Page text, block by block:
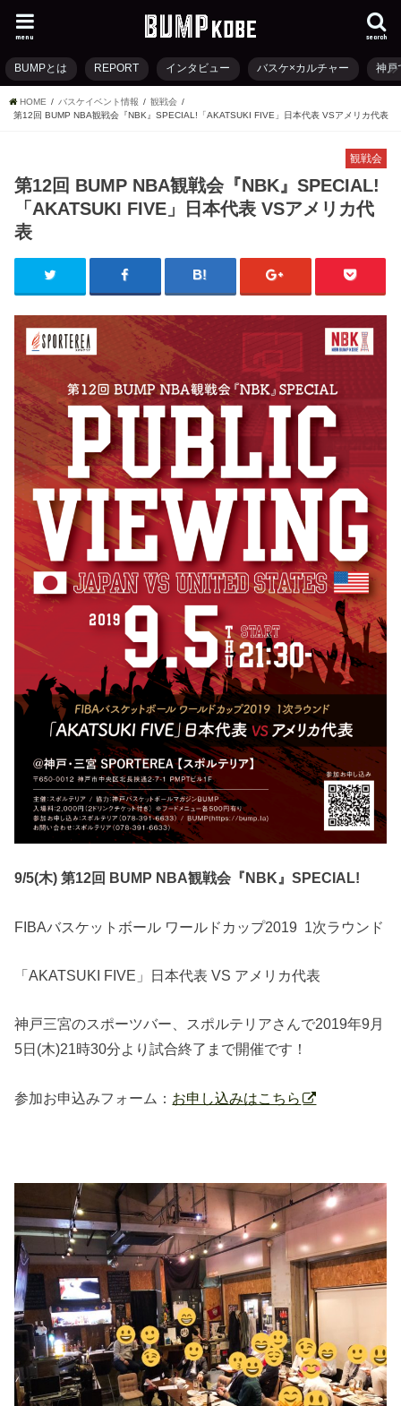
search
menu
BUMPとは REPORT インタビュー バスケ×カルチャー 神戸
HOME バスケイベント情報
観戦会
第12回 BUMP NBA観戦会『NBK』SPECIAL!「AKATSUKI FIVE」日本代表 VSアメリカ代表
観戦会
第12回 BUMP NBA観戦会『NBK』SPECIAL!
「AKATSUKI FIVE」日本代表 VSアメリカ代
表
9/5(木) 第12回 BUMP NBA観戦会『NBK』SPECIAL!
FIBAバスケットボール ワールドカップ2019 1次ラウンド
「AKATSUKI FIVE」日本代表 VS アメリカ代表
神戸三宮のスポーツバー、スポルテリアさんで2019年9月
5日(木)21時30分より試合終了まで開催です！
参加お申込みフォーム： お申し込みはこちら